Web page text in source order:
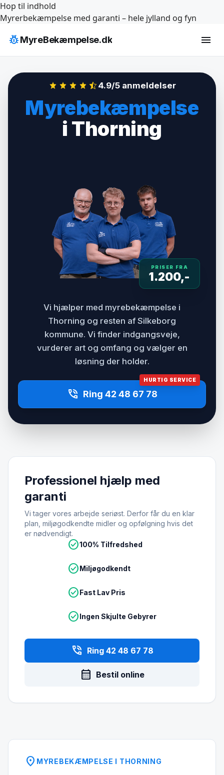
Hop til indhold
Myrerbekæmpelse med garanti – hele jylland og fyn
pest_controlMyreBekæmpelse.dk menu
4.9/5 anmeldelser
Myrebekæmpelse
i Thorning
PRISER FRA
1.200,-
Vi hjælper med myrebekæmpelse i
Thorning og resten af Silkeborg
kommune. Vi finder indgangsveje,
vurderer art og omfang og vælger en
løsning der holder.
HURTIG SERVICE
phone_in_talk Ring 42 48 67 78
Professionel hjælp med
garanti
Vi tager vores arbejde seriøst. Derfor får du en klar
plan, miljøgodkendte midler og opfølgning hvis det
er nødvendigt.
check_circle100% Tilfredshed
check_circleMiljøgodkendt
check_circleFast Lav Pris
check_circleIngen Skjulte Gebyrer
phone_in_talk Ring 42 48 67 78
calendar_month Bestil online
location_on MYREBEKÆMPELSE I THORNING